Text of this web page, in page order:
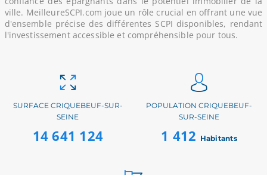
ville. MeilleureSCPI.com joue un rôle crucial en offrant une vue
d'ensemble précise des différentes SCPI disponibles, rendant
l'investissement accessible et compréhensible pour tous.
SURFACE CRIQUEBEUF-SUR-
SEINE
14 641 124
POPULATION CRIQUEBEUF-
SUR-SEINE
1 412 Habitants